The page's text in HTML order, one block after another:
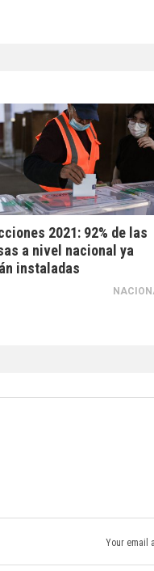
2021: 92% de las
a nivel nacional ya
instaladas
Your email